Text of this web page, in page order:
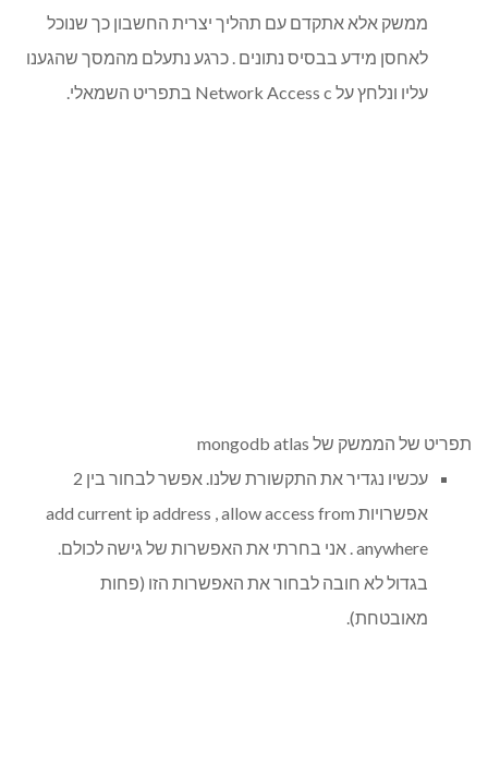
ממשק אלא אתקדם עם תהליך יצרית החשבון כך שנוכל
לאחסן מידע בבסיס נתונים . כרגע נתעלם מהמסך שהגענו
עליו ונלחץ על Network Access c בתפריט השמאלי.
תפריט של הממשק של mongodb atlas
עכשיו נגדיר את התקשורת שלנו. אפשר לבחור בין 2
אפשרויות add current ip address , allow access from
anywhere . אני בחרתי את האפשרות של גישה לכולם.
בגדול לא חובה לבחור את האפשרות הזו (פחות
מאובטחת).